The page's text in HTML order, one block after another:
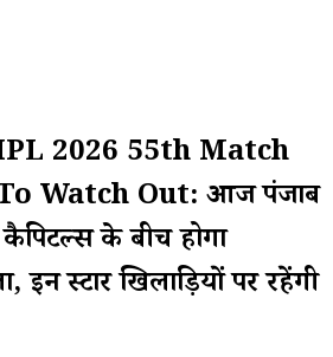
2026 55th Match
Watch Out: आज पंजाब
के बीच होगा
इन स्टार खिलाड़ियों पर रहेंगी